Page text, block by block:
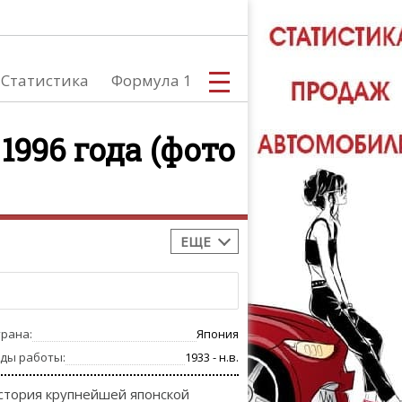
Статистика Формула 1
года (фото
ЕЩЕ
Япония
работы:
1933 - н.в.
крупнейшей японской